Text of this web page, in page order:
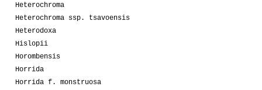
Heterochroma
Heterochroma ssp. tsavoensis
Heterodoxa
Hislopii
Horombensis
Horrida
Horrida f. monstruosa